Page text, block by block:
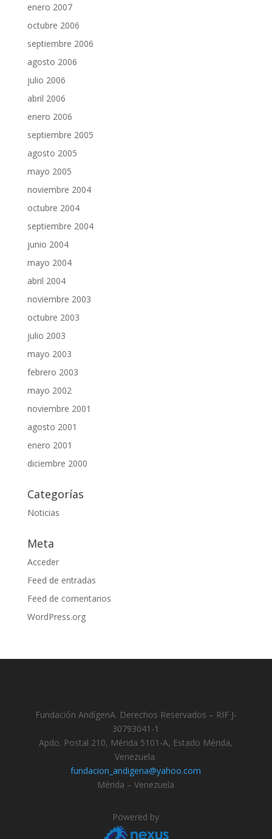
enero 2007
octubre 2006
septiembre 2006
agosto 2006
julio 2006
abril 2006
enero 2006
septiembre 2005
agosto 2005
mayo 2005
noviembre 2004
octubre 2004
septiembre 2004
junio 2004
mayo 2004
abril 2004
noviembre 2003
octubre 2003
julio 2003
mayo 2003
febrero 2003
mayo 2002
noviembre 2001
agosto 2001
enero 2001
diciembre 2000
Categorías
Noticias
Meta
Acceder
Feed de entradas
Feed de comentarios
WordPress.org
Fundación AndígenA. Derechos Reservados – RIF J-
30793041-1
Apdo. Postal 210, Mérida 5101-A, Estado Mérida,
Venezuela.
fundacion_andigena@yahoo.com
Mérida – Venezuela
Powered by